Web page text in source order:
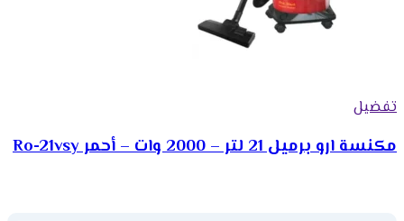
تفضيل
مكنسة ارو برميل 21 لتر – 2000 وات – أحمر Ro-21vsy